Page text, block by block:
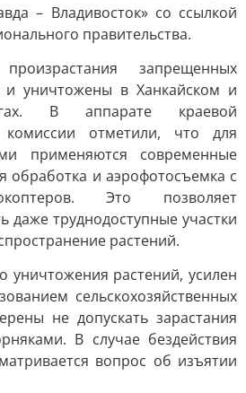
– Владивосток» со ссылкой
правительства.
запрещенных
и уничтожены в Ханкайском и
В аппарате краевой
комиссии отметили, что для
применяются современные
обработка и аэрофотосъемка с
Это позволяет
даже труднодоступные участки
растений.
уничтожения растений, усилен
сельскохозяйственных
не допускать зарастания
В случае бездействия
вопрос об изъятии